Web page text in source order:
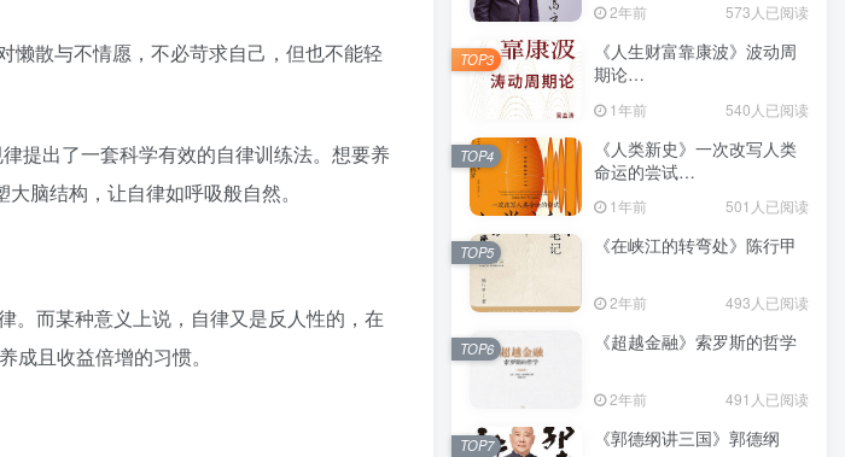
散与不情愿，不必苛求自己，但也不能轻
提出了一套科学有效的自律训练法。想要养
脑结构，让自律如呼吸般自然。
。而某种意义上说，自律又是反人性的，在
且收益倍增的习惯。
2年前 573人已阅读
《人生财富靠康波》波动周
期论
1年前 540人已阅读
TOP3
《人类新史》一次改写人类
命运的尝试
1年前 501人已阅读
TOP4
《在峡江的转弯处》陈行甲
2年前 493人已阅读
TOP5
《超越金融》索罗斯的哲学
2年前 491人已阅读
TOP6
《郭德纲讲三国》郭德纲
TOP7